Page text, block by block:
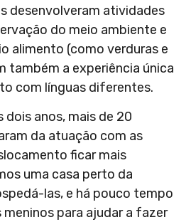
desenvolveram atividades
do meio ambiente e
alimento (como verduras e
também a experiência única
com línguas diferentes.
dois anos, mais de 20
da atuação com as
ficar mais
uma casa perto da
las, e há pouco tempo
para ajudar a fazer